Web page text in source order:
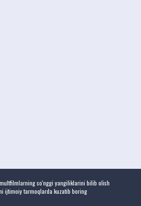
so'nggi yangiliklarini bilib olish
ijtimoiy tarmoqlarda kuzatib boring